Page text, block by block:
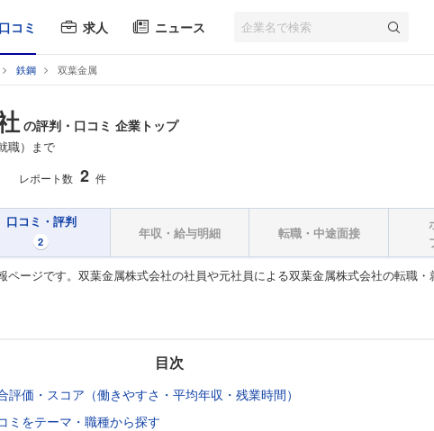
口コミ 求人 ニュース
鉄鋼 双葉金属
の評判・口コミ 企業トップ
職）まで
レポート数 2 件
口コミ・評判
2
年収・給与明細 転職・中途面接
ページです。双葉金属株式会社の社員や元社員による双葉金属株式会社の転職
目次
評価・スコア（働きやすさ・平均年収・残業時間）
ミをテーマ・職種から探す